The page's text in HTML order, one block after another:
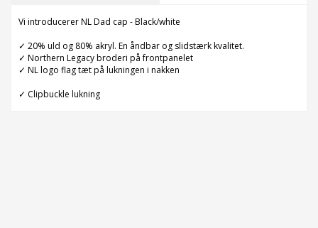
Vi introducerer NL Dad cap - Black/white
✓ 20% uld og 80% akryl. En åndbar og slidstærk kvalitet.
✓ Northern Legacy broderi på frontpanelet
✓ NL logo flag tæt på lukningen i nakken
✓ Clipbuckle lukning